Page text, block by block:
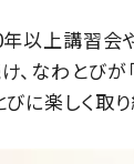
以上講習
なわとびが
に楽しく取